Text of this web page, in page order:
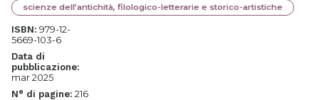
scienze dell’antichità, filologico-letterarie e storico-artistiche
ISBN: 979-12-
5669-103-6
Data di
pubblicazione:
mar 2025
N° di pagine: 216